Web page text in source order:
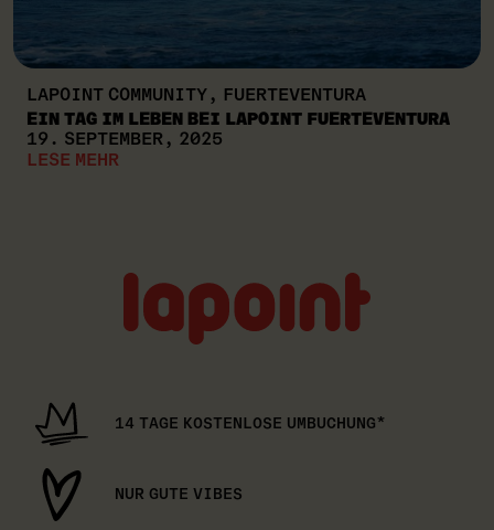
LAPOINT COMMUNITY, FUERTEVENTURA
EIN TAG IM LEBEN BEI LAPOINT FUERTEVENTURA
19. SEPTEMBER, 2025
LESE MEHR
logo
14 TAGE KOSTENLOSE UMBUCHUNG*
NUR GUTE VIBES